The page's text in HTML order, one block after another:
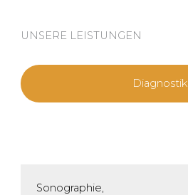
UNSERE LEISTUNGEN
Diagnostik
Sono­graphie,